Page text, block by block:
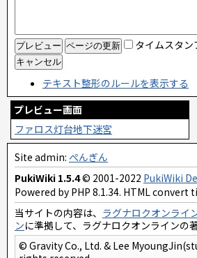
タイムスタ
テキスト整形のルールを表示する
プレビュー画面
ファロス灯台地下迷宮
Site admin: ぺんぎん
PukiWiki 1.5.4© 2001-2022 PukiWiki
Powered by PHP 8.1.34. HTML convert
当サイトの内容は、 ラグナロクオンライ
ンに準拠して、ラグナロクオンラインの
© Gravity Co., Ltd. & Lee